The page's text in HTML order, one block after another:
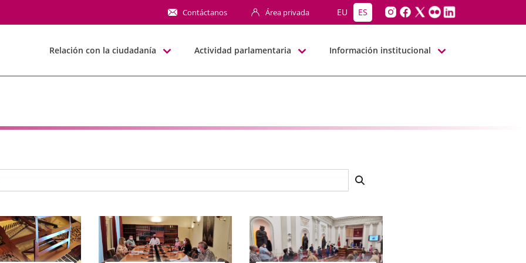
Contáctanos Área privada EU ES
Relación con la ciudadanía Actividad parlamentaria Información institucional
búsqueda